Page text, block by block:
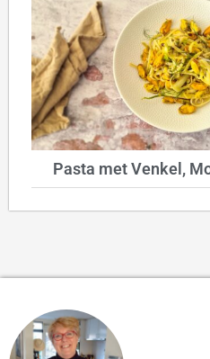
Pasta met Venkel,